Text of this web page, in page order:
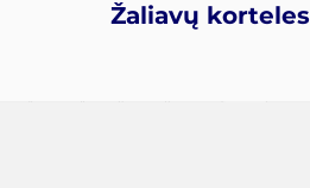
Žaliavų korteles